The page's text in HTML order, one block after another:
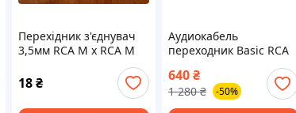
Перехідник з'єднувач
3,5мм RCA M х RCA M
18₴
Аудиокабель
переходник Basic RCA
моноштекер 1 м Ø5 мм
модель 1T-AIC22-01
640 ₴
1 280 ₴ -50%